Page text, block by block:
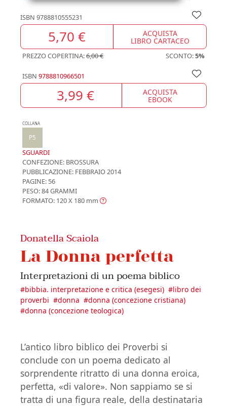
ISBN 9788810555231
5,70 € ACQUISTA
LIBRO CARTACEO
PREZZO COPERTINA:6,00 € SCONTO:5%
ISBN 9788810966501
3,99 € ACQUISTA
EBOOK
COLLANA
P5
SGUARDI
CONFEZIONE: BROSSURA
PUBBLICAZIONE: FEBBRAIO 2014
PAGINE: 56
PESO: 84 GRAMMI
FORMATO: 120 X 180 mm
Donatella Scaiola
La Donna perfetta
Interpretazioni di un poema biblico
#bibbia. interpretazione e critica (esegesi) #libro dei
proverbi #donna #donna (concezione cristiana)
#donna (concezione teologica)
L’antico libro biblico dei Proverbi si
conclude con un poema dedicato al
sorprendente ritratto di una donna eroica,
perfetta, «di valore». Non sappiamo se si
tratta di una figura reale, della destinataria